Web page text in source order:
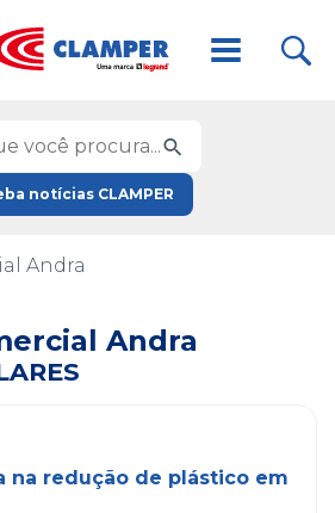
notícias CLAMPER
Andra
na redução de plástico em